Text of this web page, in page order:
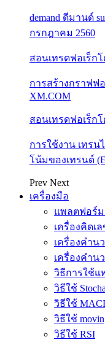
demand ดีมานด์
กรกฎาคม 2560
สอนเทรดฟอเร็ก
การสร้างกราฟฟอ
XM.COM
สอนเทรดฟอเร็ก
การใช้งาน เทร
โน้มของเทรนด์
Prev Next
เครื่องมือ
แพลตฟอร์ม
เครื่องคิดเ
เครื่องคำน
เครื่องคำน
วิธีการใช้แ
วิธีใช้
วิธีใช้
วิธีใช้
วิธีใช้ RSI